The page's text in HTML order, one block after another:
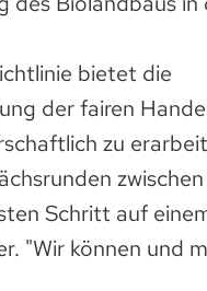
bietet die
der fairen
zu
Schritt auf
"Wir können und